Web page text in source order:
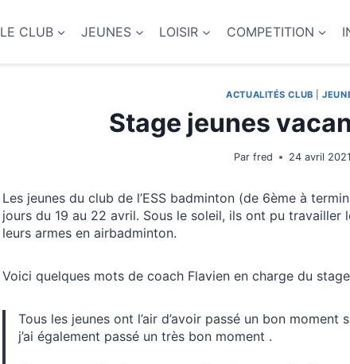
LE CLUB JEUNES LOISIR COMPETITION
ACTUALITÉS CLUB |
Stage jeunes
Par fred 24 avril 2021
Les jeunes du club de l’ESS badminton (de 6ème à
jours du 19 au 22 avril. Sous le soleil, ils ont pu
leurs armes en airbadminton.
Voici quelques mots de coach Flavien en charge du
Tous les jeunes ont l’air d’avoir passé un bon
j’ai également passé un très bon moment .